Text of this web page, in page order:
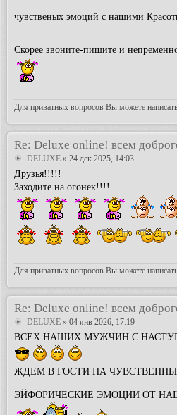
чувственых эмоций с нашими
Скорее звоните-пишите и
Для приватных вопросов Вы можете
Re: Deluxe online! всем
DELUXE » 24 дек 2025, 14:03
Друзья!!!!!
Заходите на огонек!!!!
Для приватных вопросов Вы можете
Re: Deluxe online! всем
DELUXE » 04 янв 2026, 17:19
ВСЕХ НАШИХ МУЖЧИН С
ЖДЕМ В ГОСТИ НА
ЭЙФОРИЧЕСКИЕ ЭМОЦИИ ОТ